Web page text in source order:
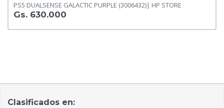
PS5 DUALSENSE GALACTIC PURPLE (3006432)| HP STORE
Gs. 630.000
Clasificados en: